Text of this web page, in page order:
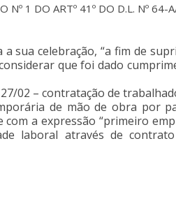
Nº 1 DO ARTº 41º DO D.L. Nº
sua celebração, “a fim de
que foi dado
27/02 – contratação de
de mão de obra por
a expressão “primeiro
laboral através de